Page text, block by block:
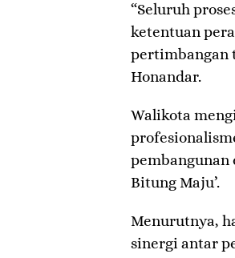
“Seluruh
ketentuan
pertimbangan
Honandar.
Walikota
pembangunan
Bitung Maju’.
​Menurutnya,
sinergi antar